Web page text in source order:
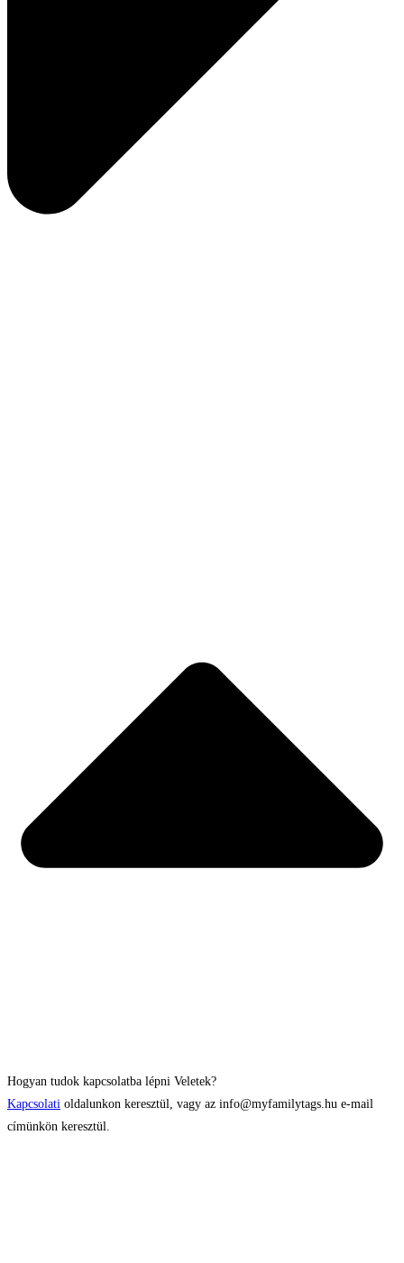
Hogyan tudok kapcsolatba lépni Veletek?
Kapcsolati oldalunkon keresztül, vagy az info@myfamilytags.hu e-mail
címünkön keresztül.